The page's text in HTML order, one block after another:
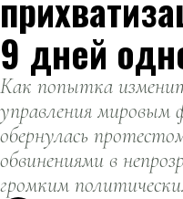
9 дней
Как попытка
управления мировым
обернулась
обвинениями в
громким